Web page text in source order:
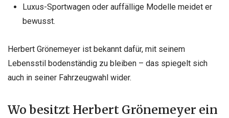
Luxus-Sportwagen oder auffällige Modelle meidet er
bewusst.
Herbert Grönemeyer ist bekannt dafür, mit seinem
Lebensstil bodenständig zu bleiben – das spiegelt sich
auch in seiner Fahrzeugwahl wider.
Wo besitzt Herbert Grönemeyer ein